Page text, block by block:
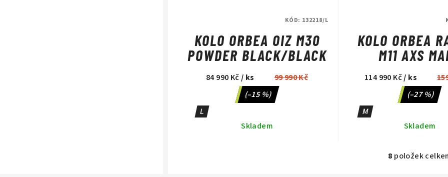
KOLO ORBEA OIZ M30
POWDER BLACK/BLACK
84 990 Kč/ ks
99 990 Kč
(–15 %)
L
Skladem
KÓD: 132218/L
KOLO ORBEA
M11 AXS
RED/BLACK
114 990 Kč/ ks
(–27 %)
M
Skladem
O
8 položek